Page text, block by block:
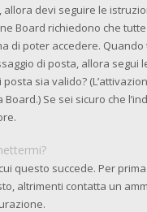
devi seguire le
Board richiedono che
di poter accedere.
di posta, allora
sia valido?
Se sei sicuro che
questo succede. Per
altrimenti contatta un